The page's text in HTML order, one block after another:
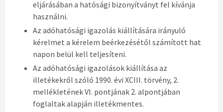
eljárásában a hatósági bizonyítványt fel kívánja
használni.
Az adóhatósági igazolás kiállítására irányuló
kérelmet a kérelem beérkezésétől számított hat
napon belül kell teljesíteni.
Az adóhatósági igazolások kiállítása az
illetékekről szóló 1990. évi XCIII. törvény, 2.
mellékletének VI. pontjának 2. alpontjában
foglaltak alapján illetékmentes.